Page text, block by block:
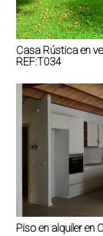
Casa Rústica en
REF:T034
Piso en alquiler en